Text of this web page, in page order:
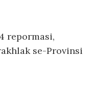
repormasi,
se-Provinsi